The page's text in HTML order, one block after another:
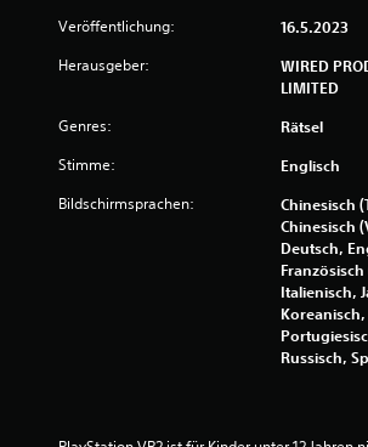
h
ä
d
Veröffentlichung: 16.5.2023
Herausgeber:
WIRED
LIMITED
Genres: Rätsel
Stimme: Englisch
Bildschirmsprachen:
Chinesisch
Chinesisch
Deutsch,
Italienisch,
Russisch,